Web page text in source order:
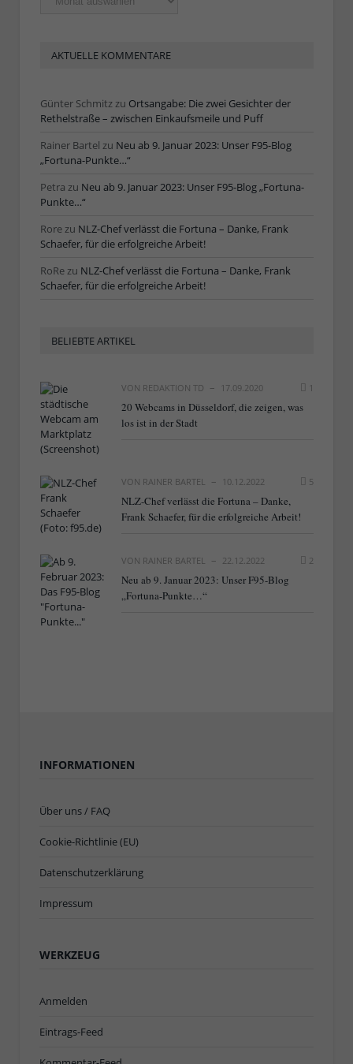
Artikel
AKTUELLE KOMMENTARE
Günter Schmitzzu Ortsangabe: Die zwei Gesichter der
Rethelstraße – zwischen Einkaufsmeile und Puff
Rainer Bartel zu Neu ab 9. Januar 2023: Unser F95-Blog
„Fortuna-Punkte…“
Petra zu Neu ab 9. Januar 2023: Unser F95-Blog „Fortuna-
Punkte…“
Rorezu NLZ-Chef verlässt die Fortuna – Danke, Frank
Schaefer, für die erfolgreiche Arbeit!
RoRezu NLZ-Chef verlässt die Fortuna – Danke, Frank
Schaefer, für die erfolgreiche Arbeit!
BELIEBTE ARTIKEL
VON REDAKTION TD 17.09.2020 1
20 Webcams in Düsseldorf, die zeigen, was
los ist in der Stadt
VON RAINER BARTEL 10.12.2022 5
NLZ-Chef verlässt die Fortuna – Danke,
Frank Schaefer, für die erfolgreiche Arbeit!
VON RAINER BARTEL 22.12.2022 2
Neu ab 9. Januar 2023: Unser F95-Blog
„Fortuna-Punkte…“
INFORMATIONEN
Über uns / FAQ
Cookie-Richtlinie (EU)
Datenschutzerklärung
Impressum
WERKZEUG
Anmelden
Eintrags-Feed